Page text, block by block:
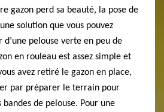
gazon perd sa beauté, la pose de
solution que vous pouvez
pelouse verte en peu de
en rouleau est assez simple et
avez retiré le gazon en place,
par préparer le terrain pour
de pelouse. Pour une